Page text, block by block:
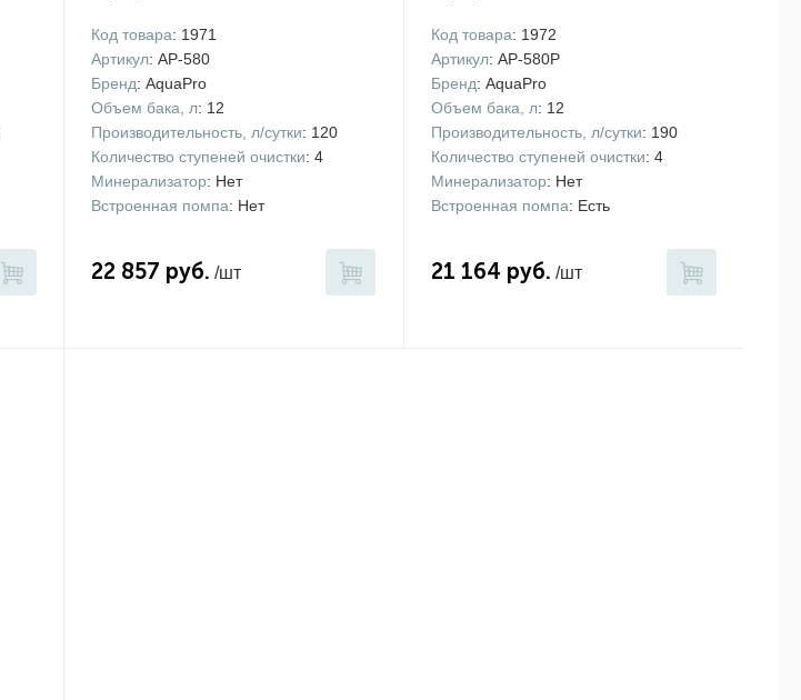
Код товара: 1971
Артикул: AP-580
Бренд: AquaPro
Объем бака, л: 12
Производительность, л/сутки: 120
Количество ступеней очистки: 4
Минерализатор: Нет
Встроенная помпа: Нет
22 857 руб. /шт
Код товара: 1972
Артикул: AP-580P
Бренд: AquaPro
Объем бака, л: 12
Производительность, л/сутки: 190
Количество ступеней очистки: 4
Минерализатор: Нет
Встроенная помпа: Есть
21 164 руб. /шт